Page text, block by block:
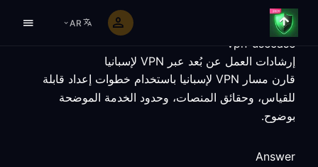
AR
vpn-usecase
إرشادات العمل عن بُعد عبر VPN لإسبانيا
قارن مسار VPN لإسبانيا باستخدام خطوات إعداد قابلة
للقياس، وحقائق المنصات، وحدود الخدمة الموضحة
بوضوح.
Answer